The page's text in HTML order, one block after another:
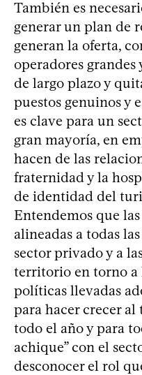
También es
generar un plan de
generan la oferta,
operadores grandes
de largo plazo y
puestos genuinos y
es clave para un
gran mayoría, en
hacen de las
fraternidad y la
de identidad del
Entendemos que
alineadas a todas
sector privado y a
territorio en torno a
políticas llevadas
para hacer crecer
todo el año y para
achique” con el
desconocer el rol